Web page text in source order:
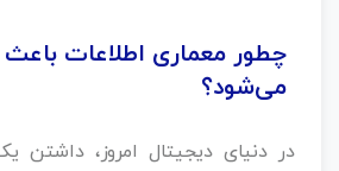
چطور معماری اطلاعات
می‌شود؟
در دنیای دیجیتال امروز، داشتن